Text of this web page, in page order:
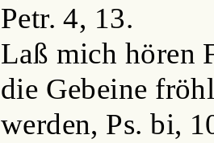
Petr. 4, 13.
Laß mich hören
die Gebeine
werden, Ps. bi,